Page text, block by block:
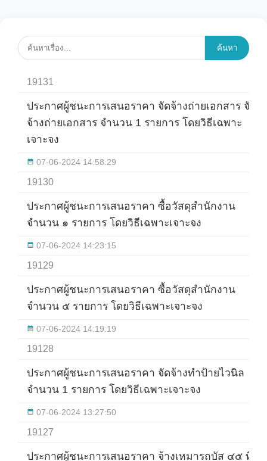
ค้นหา
19131
ประกาศผู้ชนะการเสนอราคา จัดจ้างถ่ายเอกสาร จัด
จ้างถ่ายเอกสาร จำนวน 1 รายการ โดยวิธีเฉพาะ
เจาะจง
07-06-2024 14:58:29
19130
ประกาศผู้ชนะการเสนอราคา ซื้อวัสดุสำนักงาน
จำนวน ๑ รายการ โดยวิธีเฉพาะเจาะจง
07-06-2024 14:23:15
19129
ประกาศผู้ชนะการเสนอราคา ซื้อวัสดุสำนักงาน
จำนวน ๕ รายการ โดยวิธีเฉพาะเจาะจง
07-06-2024 14:19:19
19128
ประกาศผู้ชนะการเสนอราคา จัดจ้างทำป้ายไวนิล
จำนวน 1 รายการ โดยวิธีเฉพาะเจาะจง
07-06-2024 13:27:50
19127
ประกาศผู้ชนะการเสนอราคา จ้างเหมารถบัส ๔๕ ที่